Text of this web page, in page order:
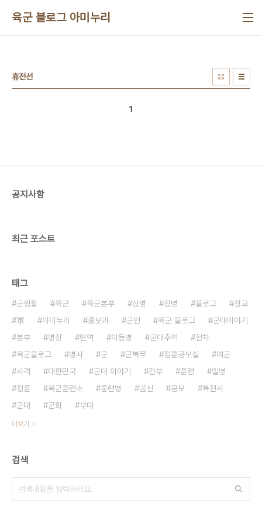
육군 블로그 아미누리
휴전선
1
공지사항
최근 포스트
태그
군생활 육군 육군본부 상병 장병 블로그
장교
軍
아미누리 홍보과 군인 육군 블로그
군대이야기
본부
병장 현역 이등병 군대추억
전차
육군블로그
병사 군 군복무 정훈공보실
여군
사격
대한민국 군대 이야기 간부 훈련
일병
정훈
육군훈련소 훈련병 곰신 공보
특전사
군대
군화 부대
더보기
검색